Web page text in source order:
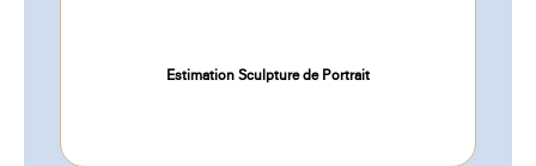
Estimation Sculpture de Portrait